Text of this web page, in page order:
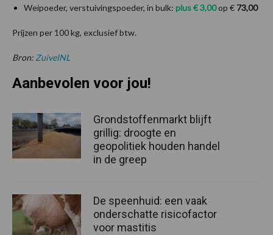
Weipoeder, verstuivingspoeder, in bulk: plus € 3,00op € 73,00
Prijzen per 100 kg, exclusief btw.
Bron: ZuivelNL
Aanbevolen voor jou!
Grondstoffenmarkt blijft
grillig: droogte en
geopolitiek houden handel
in de greep
De speenhuid: een vaak
onderschatte risicofactor
voor mastitis